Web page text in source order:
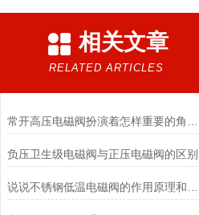
相关文章
RELATED ARTICLES
负压卫生级电磁阀与正压电磁阀的区别